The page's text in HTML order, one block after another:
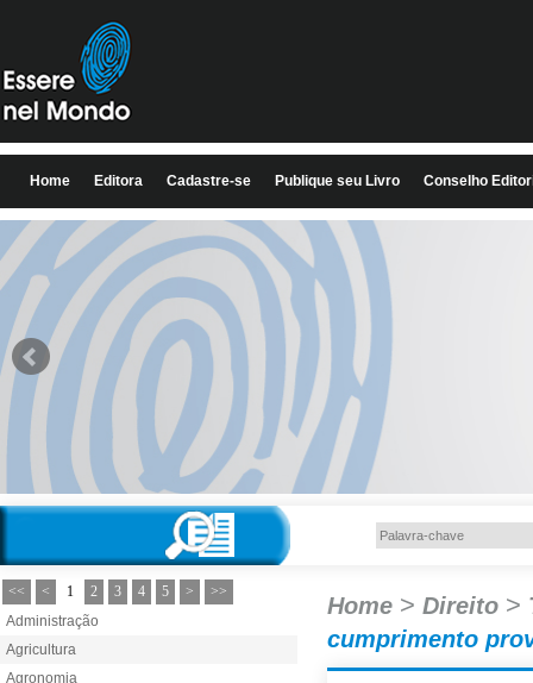
Home Editora Cadastre-se Publique seu Livro Conselho
<< < 1 2 3 4 5 >
>>
Administração
Agricultura
Agronomia
Home > Direito >
cumprimento